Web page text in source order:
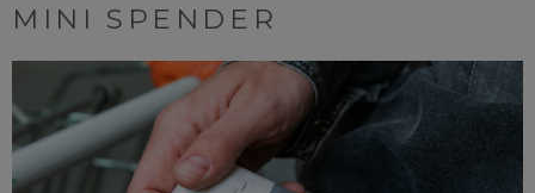
MINI SPENDER